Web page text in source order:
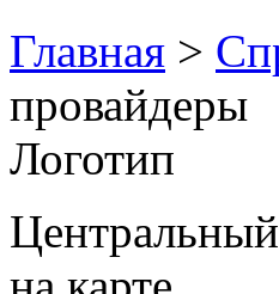
Главная >
провайдеры
Логотип